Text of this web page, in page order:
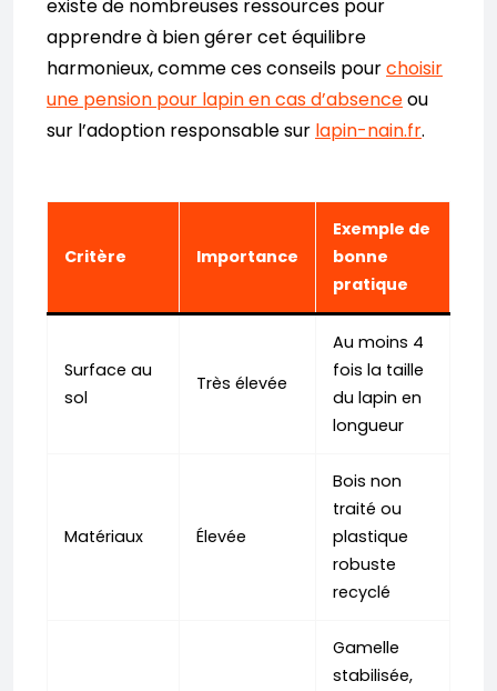
existe de nombreuses ressources pour
apprendre à bien gérer cet équilibre
harmonieux, comme ces conseils pourchoisir
une pension pour lapin en cas d’absenceou
sur l’adoption responsable sur lapin-nain.fr.
Critère Importance
Exemple de
bonne
pratique
Surface au
sol
Très élevée
Au moins 4
fois la taille
du lapin en
longueur
Matériaux Élevée
Bois non
traité ou
plastique
robuste
recyclé
Gamelle
stabilisée,